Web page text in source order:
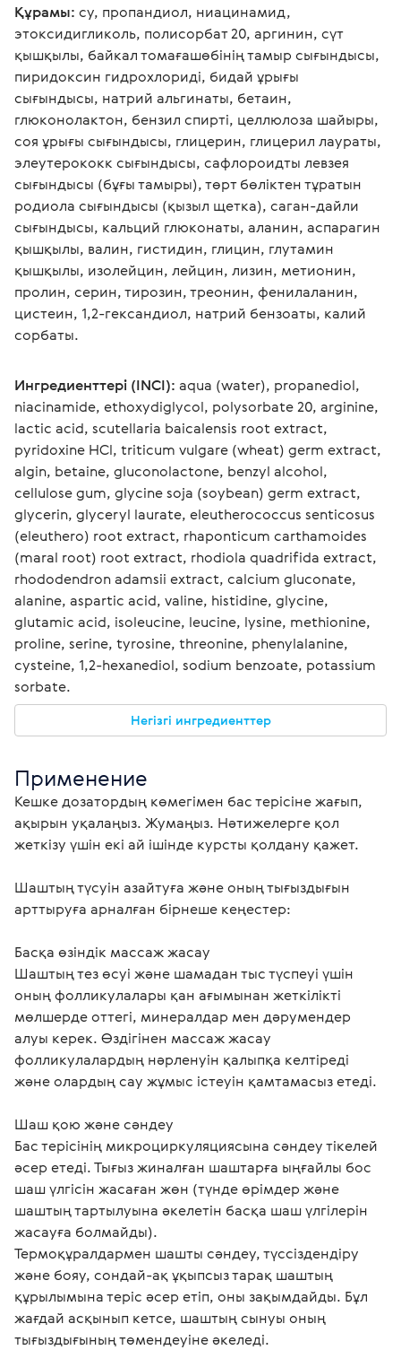
Құрамы: су, пропандиол, ниацинамид,
этоксидигликоль, полисорбат 20, аргинин, сүт
қышқылы, байкал томағашөбінің тамыр сығындысы,
пиридоксин гидрохлориді, бидай ұрығы
сығындысы, натрий альгинаты, бетаин,
глюконолактон, бензил спирті, целлюлоза шайыры,
соя ұрығы сығындысы, глицерин, глицерил лаураты,
элеутерококк сығындысы, сафлороидты левзея
сығындысы (бұғы тамыры), төрт бөліктен тұратын
родиола сығындысы (қызыл щетка), саган-дайли
сығындысы, кальций глюконаты, аланин, аспарагин
қышқылы, валин, гистидин, глицин, глутамин
қышқылы, изолейцин, лейцин, лизин, метионин,
пролин, серин, тирозин, треонин, фенилаланин,
цистеин, 1,2-гександиол, натрий бензоаты, калий
сорбаты.
Ингредиенттері (INCI): aqua (water), propanediol,
niacinamide, ethoxydiglycol, polysorbate 20, arginine,
lactic acid, scutellaria baicalensis root extract,
pyridoxine HCl, triticum vulgare (wheat) germ extract,
algin, betaine, gluconolactone, benzyl alcohol,
cellulose gum, glycine soja (soybean) germ extract,
glycerin, glyceryl laurate, eleutherococcus senticosus
(eleuthero) root extract, rhaponticum carthamoides
(maral root) root extract, rhodiola quadrifida extract,
rhododendron adamsii extract, calcium gluconate,
alanine, aspartic acid, valine, histidine, glycine,
glutamic acid, isoleucine, leucine, lysine, methionine,
proline, serine, tyrosine, threonine, phenylalanine,
cysteine, 1,2-hexanediol, sodium benzoate, potassium
sorbate.
Негізгі ингредиенттер
Применение
Кешке дозатордың көмегімен бас терісіне жағып,
ақырын уқалаңыз. Жумаңыз. Нәтижелерге қол
жеткізу үшін екі ай ішінде курсты қолдану қажет.
Шаштың түсуін азайтуға және оның тығыздығын
арттыруға арналған бірнеше кеңестер:
Басқа өзіндік массаж жасау
Шаштың тез өсуі және шамадан тыс түспеуі үшін
оның фолликулалары қан ағымынан жеткілікті
мөлшерде оттегі, минералдар мен дәрумендер
алуы керек. Өздігінен массаж жасау
фолликулалардың нәрленуін қалыпқа келтіреді
және олардың сау жұмыс істеуін қамтамасыз етеді.
Шаш қою және сәндеу
Бас терісінің микроциркуляциясына сәндеу тікелей
әсер етеді. Тығыз жиналған шаштарға ыңғайлы бос
шаш үлгісін жасаған жөн (түнде өрімдер және
шаштың тартылуына әкелетін басқа шаш үлгілерін
жасауға болмайды).
Термоқұралдармен шашты сәндеу, түссіздендіру
және бояу, сондай-ақ ұқыпсыз тарақ шаштың
құрылымына теріс әсер етіп, оны зақымдайды. Бұл
жағдай асқынып кетсе, шаштың сынуы оның
тығыздығының төмендеуіне әкеледі.